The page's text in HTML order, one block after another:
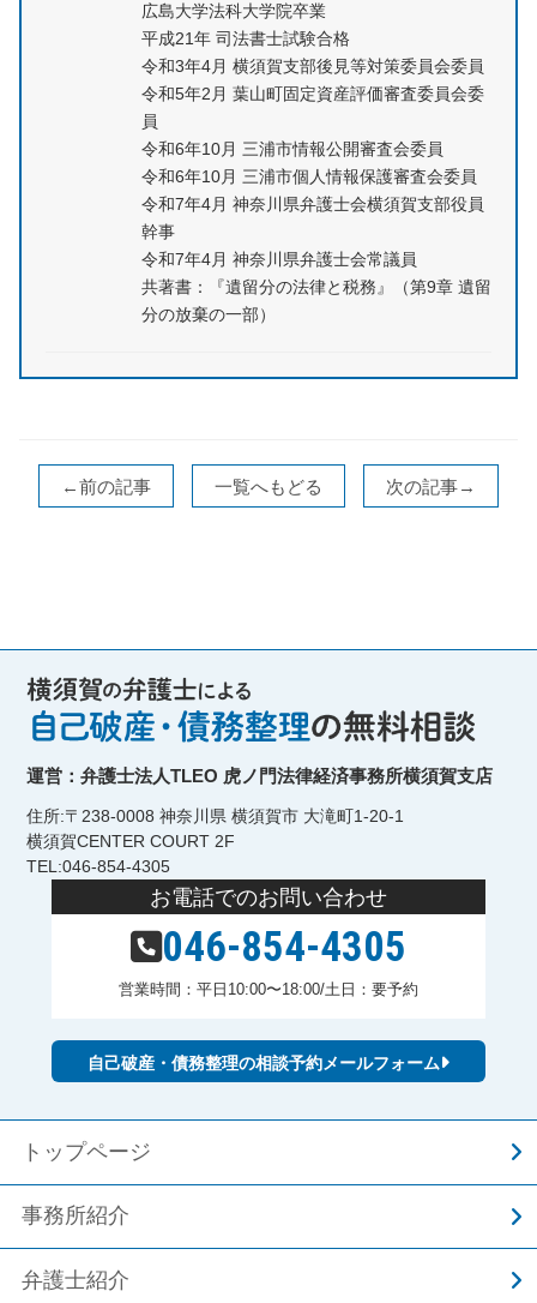
広島大学法科大学院卒業
平成21年 司法書士試験合格
令和3年4月 横須賀支部後見等対策委員会委員
令和5年2月 葉山町固定資産評価審査委員会委
員
令和6年10月 三浦市情報公開審査会委員
令和6年10月 三浦市個人情報保護審査会委員
令和7年4月 神奈川県弁護士会横須賀支部役員
幹事
令和7年4月 神奈川県弁護士会常議員
共著書：『遺留分の法律と税務』（第9章 遺留
分の放棄の一部）
←前の記事 一覧へもどる 次の記事→
運営：弁護士法人TLEO 虎ノ門法律経済事務所横須賀支店
住所:〒238-0008 神奈川県 横須賀市 大滝町1-20-1
横須賀CENTER COURT 2F
TEL:046-854-4305
お電話でのお問い合わせ
046-854-4305
営業時間：平日10:00〜18:00/土日：要予約
自己破産・債務整理の相談予約メールフォーム
トップページ
事務所紹介
弁護士紹介